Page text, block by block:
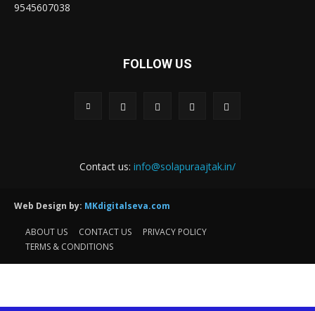
9545607038
FOLLOW US
Contact us: info@solapuraajtak.in/
Web Design by: MKdigitalseva.com
ABOUT US CONTACT US
PRIVACY POLICY
TERMS & CONDITIONS